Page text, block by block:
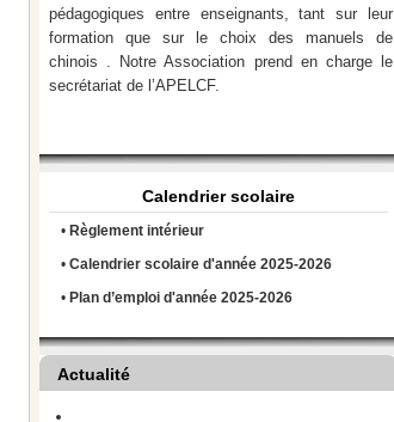
pédagogiques entre enseignants, tant sur leur
formation que sur le choix des manuels de
chinois . Notre Association prend en charge le
secrétariat de l’APELCF.
Calendrier scolaire
• Règlement intérieur
• Calendrier scolaire d'année 2025-2026
• Plan d’emploi d'année 2025-2026
Actualité